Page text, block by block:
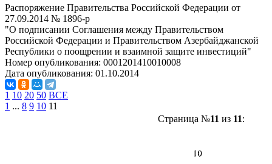
Распоряжение Правительства Российской Федерации от
27.09.2014 № 1896-р
"О подписании Соглашения между Правительством
Российской Федерации и Правительством Азербайджанской
Республики о поощрении и взаимной защите инвестиций"
Номер опубликования: 0001201410010008
Дата опубликования: 01.10.2014
1 10 20 50 ВСЕ
1 ... 8 9 10 11
Страница №11 из 11: